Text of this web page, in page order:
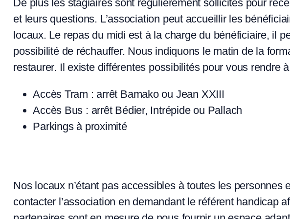
De plus les stagiaires sont régulièrement sollicités pour
et leurs questions. L’association peut accueillir les
locaux. Le repas du midi est à la charge du bénéficiaire, il
possibilité de réchauffer. Nous indiquons le matin de la
restaurer. Il existe différentes possibilités pour vous rendre
Accès Tram : arrêt Bamako ou Jean XXIII
Accès Bus : arrêt Bédier, Intrépide ou Pallach
Parkings à proximité
Nos locaux n’étant pas accessibles à toutes les personnes
contacter l’association en demandant le référent handicap